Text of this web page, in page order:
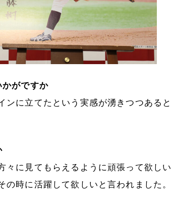
がですか
に立てたという実感が湧きつつあると
に見てもらえるように頑張って欲しい
時に活躍して欲しいと言われました。